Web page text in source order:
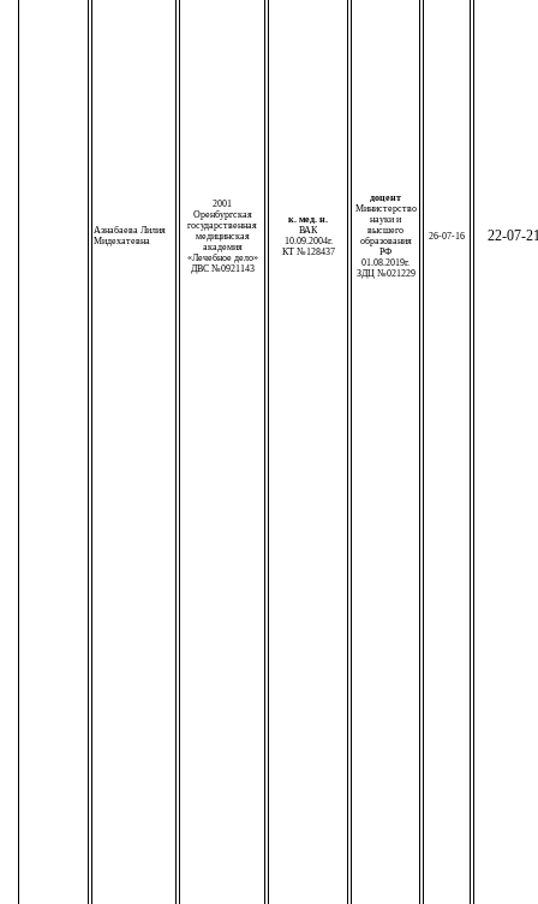
Азнабаева Лилия
Мидехатевна
2001
Оренбургская
государственная
медицинская
академия
«Лечебное дело»
ДВС №0921143
к. мед. н.
ВАК
10.09.2004г.
КТ №128437
доцент
Министерство
науки и
высшего
образования
РФ
01.08.2019г.
ЗДЦ №021229
26-07-16 22-07-